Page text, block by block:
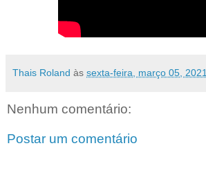
Thais Roland às sexta-feira, março 05, 2021
Nenhum comentário:
Postar um comentário